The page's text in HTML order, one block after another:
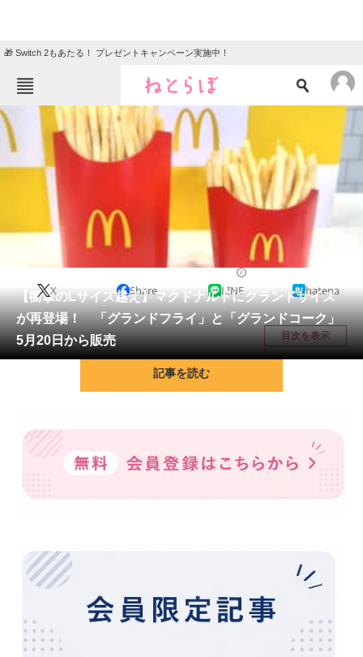
🎁 Switch 2もあたる！ プレゼントキャンペーン実施中！
ねとらぼメニュー
TOP ニュース
エンタメ クイズ
住まい 教育・育児
リサーチ
会員記事
メディア
注目記事を集めた総合ページ
スマホと通信の最新トレンド
進化するPCとデバイスの未来
AI活用のいまが分かる
企業ITのトレンドを詳説
経営リーダーのコミュニティ
【衝撃のLサイズ越え】マクドナルドにグランドサイズ
が再登場！ 「グランドフライ」と「グランドコーク」
5月20日から販売
X Share LINE hatena
目次を表示
記事を読む